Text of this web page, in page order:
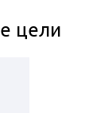
цели